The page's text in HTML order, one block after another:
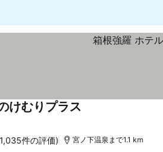
けむりプラス
件の評価) 宮ノ下温泉まで1.1 km